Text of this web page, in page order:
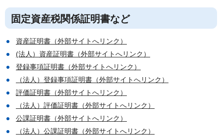
固定資産税関係証明書など
資産証明書（外部サイトへリンク）
(法人）資産証明書（外部サイトへリンク）
登録事項証明書（外部サイトへリンク）
（法人）登録事項証明書（外部サイトへリンク）
評価証明書（外部サイトへリンク）
（法人）評価証明書（外部サイトへリンク）
公課証明書（外部サイトへリンク）
（法人）公課証明書（外部サイトへリンク）